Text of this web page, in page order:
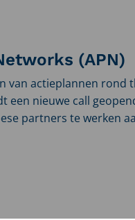
(APN)
van actieplannen rond
een nieuwe call
partners te werken